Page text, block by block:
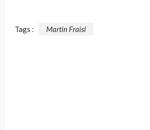
Tags : Martin Fraisl